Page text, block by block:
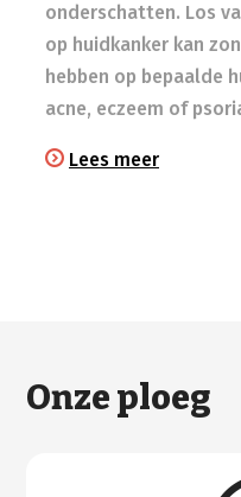
onderschatten. Los
op huidkanker kan
hebben op bepaalde
acne, eczeem of
Lees meer
Onze ploeg